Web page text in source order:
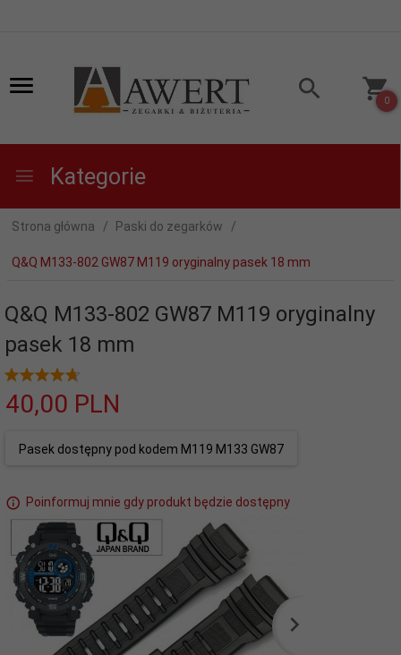
0
Kategorie
Strona główna Paski do zegarków
Q&Q M133-802 GW87 M119 oryginalny pasek 18 mm
Q&Q M133-802 GW87 M119 oryginalny
pasek 18 mm
40,00 PLN
Pasek dostępny pod kodem M119 M133 GW87
Poinformuj mnie gdy produkt będzie dostępny